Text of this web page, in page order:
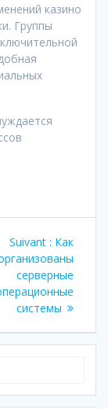
казино
Группы
Suivant : Article
suivant
:
Как
серверные
системы